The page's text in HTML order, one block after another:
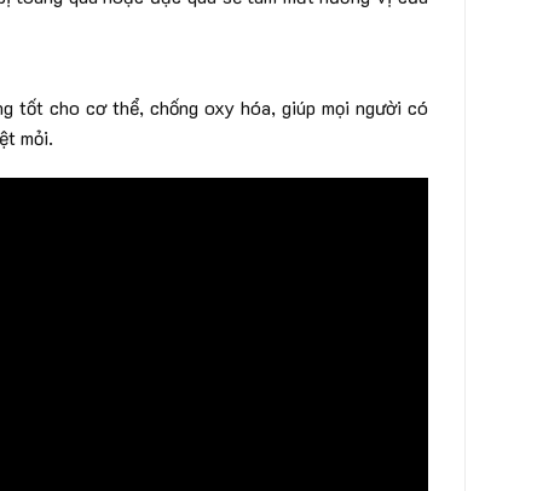
tốt cho cơ thể, chống oxy hóa, giúp mọi người có
mỏi.